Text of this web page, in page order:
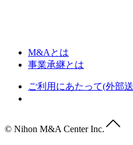
M&Aとは
事業承継とは
ご利用にあたって(外部
© Nihon M&A Center Inc.